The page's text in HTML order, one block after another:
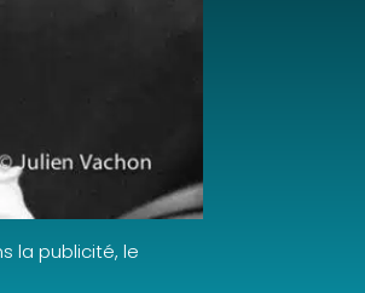
la publicité, le